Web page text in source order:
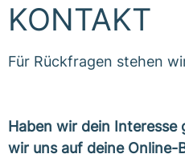
KONTAKT
Für Rückfragen stehen
Haben wir dein Interesse
wir uns auf deine Online-